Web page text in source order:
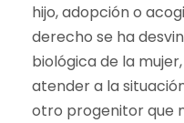
hijo, adopción o
derecho se ha
biológica de la
atender a la
otro progenitor que